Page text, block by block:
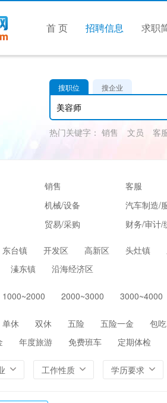
首 页 招聘信息 求职
搜职位 搜企业
热门关键字： 销售 文员 客
销售
客服
机械/设备
汽车制造/
贸易/采购
财务/审计/
公关
广告/会展/咨询
产
环保
东台镇 开发区 高新区 头灶镇
溱东镇 沿海经济区
1000~2000 2000~3000 3000~4000
单休 双休 五险 五险一金
包吃
年度旅游 免费班车 定期体检
工作性质 学历要求